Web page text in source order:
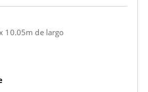
10.05m de largo